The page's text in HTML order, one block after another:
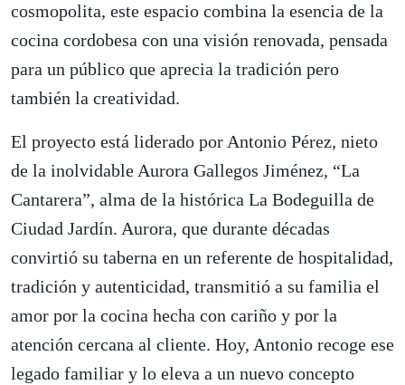
cosmopolita, este espacio combina la esencia de la
cocina cordobesa con una visión renovada, pensada
para un público que aprecia la tradición pero
también la creatividad.
El proyecto está liderado por Antonio Pérez, nieto
de la inolvidable Aurora Gallegos Jiménez, “La
Cantarera”, alma de la histórica La Bodeguilla de
Ciudad Jardín. Aurora, que durante décadas
convirtió su taberna en un referente de hospitalidad,
tradición y autenticidad, transmitió a su familia el
amor por la cocina hecha con cariño y por la
atención cercana al cliente. Hoy, Antonio recoge ese
legado familiar y lo eleva a un nuevo concepto